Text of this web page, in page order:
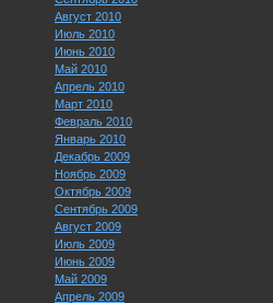
Август 2010
Июль 2010
Июнь 2010
Май 2010
Апрель 2010
Март 2010
Февраль 2010
Январь 2010
Декабрь 2009
Ноябрь 2009
Октябрь 2009
Сентябрь 2009
Август 2009
Июль 2009
Июнь 2009
Май 2009
Апрель 2009